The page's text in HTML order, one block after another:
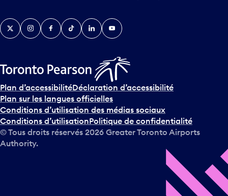
TwitterInstagramFacebook
TikTokLinkedInYouTube
Plan d’accessibilitéDéclaration d’accessibilité
Plan sur les langues officielles
Conditions d’utilisation des médias sociaux
Conditions d’utilisationPolitique de confidentialité
© Tous droits réservés 2026 Greater Toronto Airports
Authority.